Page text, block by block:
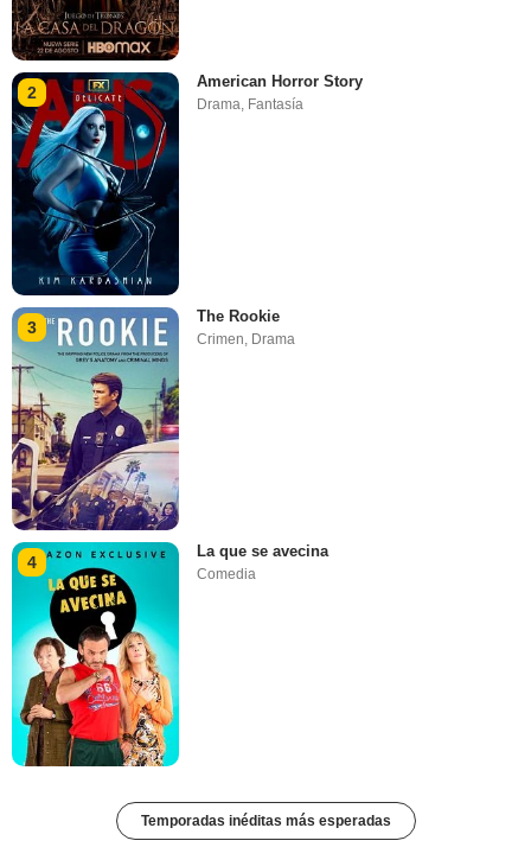
2
American Horror Story
Drama, Fantasía
3
The Rookie
Crimen, Drama
4
La que se avecina
Comedia
Temporadas inéditas más esperadas